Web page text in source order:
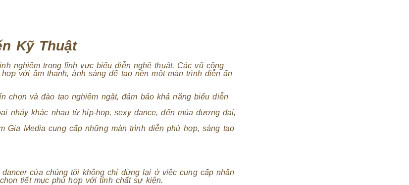
Kỹ Thuật
nghiệm trong lĩnh vực biểu diễn nghệ thuật. Các vũ công
với âm thanh, ánh sáng để tạo nên một màn trình diễn ấn
chọn và đào tạo nghiêm ngặt, đảm bảo khả năng biểu diễn
nhảy khác nhau từ hip-hop, sexy dance, đến múa đương đại,
Gia Media cung cấp những màn trình diễn phù hợp, sáng tạo
của chúng tôi không chỉ dừng lại ở việc cung cấp nhân
tiết mục phù hợp với tính chất sự kiện.